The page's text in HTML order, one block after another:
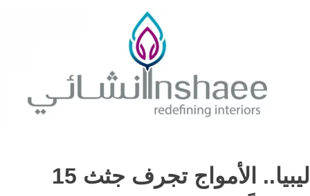
ليبيا.. الأمواج تجرف جثث 15